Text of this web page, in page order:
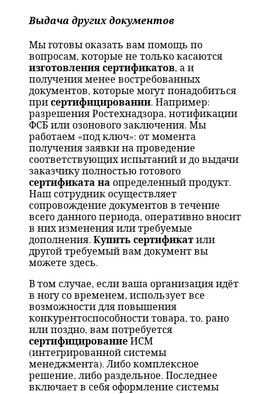
Выдача других документов
Мы готовы оказать вам помощь по
вопросам, которые не только касаются
изготовления сертификатов, а и
получения менее востребованных
документов, которые могут понадобиться
присертифицировании. Например:
разрешения Ростехнадзора, нотификации
ФСБ или озонового заключения. Мы
работаем «под ключ»: от момента
получения заявки на проведение
соответствующих испытаний и до выдачи
заказчику полностью готового
сертификата на определенный продукт.
Наш сотрудник осуществляет
сопровождение документов в течение
всего данного периода, оперативно вносит
в них изменения или требуемые
дополнения. Купить сертификатили
другой требуемый вам документ вы
можете здесь.
В том случае, если ваша организация идёт
в ногу со временем, использует все
возможности для повышения
конкурентоспособности товара, то, рано
или поздно, вам потребуется
сертифицированиеИСМ
(интегрированной системы
менеджмента). Либо комплексное
решение, либо раздельное. Последнее
включает в себя оформление системы